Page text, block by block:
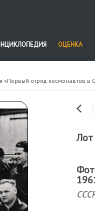
ОЦЕНКА
«Первый отряд космонавтов в